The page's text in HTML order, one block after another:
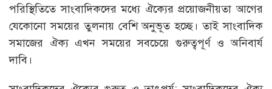
পরিস্থিতিতে সাংবাদিকদের মধ্যে ঐক্যের প্রয়োজনীয়তা আগের
যেকোনো সময়ের তুলনায় বেশি অনুভূত হচ্ছে। তাই সাংবাদিক
সমাজের ঐক্য এখন সময়ের সবচেয়ে গুরুত্বপূর্ণ ও অনিবার্য
দাবি।